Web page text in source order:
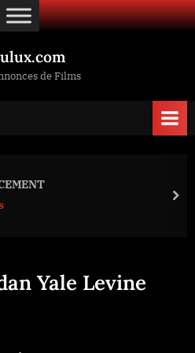
de Films
Yale Levine